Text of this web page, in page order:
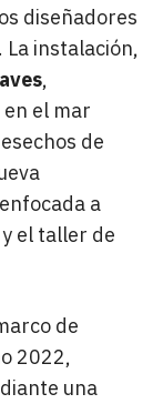
diseñadores
. La instalación,
,
el mar
de
a
el taller de
de
2022,
una